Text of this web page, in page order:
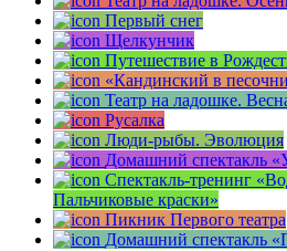
Первый снег
Щелкунчик
Путешествие в
«Кандинский в
Театр на ладошке.
Русалка
Люди-рыбы. Эволюция
Домашний спектакль
Спектакль-тренинг
Пальчиковые краски»
Пикник Первого театра
Домашний спектакль